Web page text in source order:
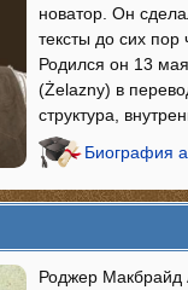
новатор. Он
тексты до сих пор
Родился он 13
(Żelazny) в
структура,
Биография
Роджер Макбрайд